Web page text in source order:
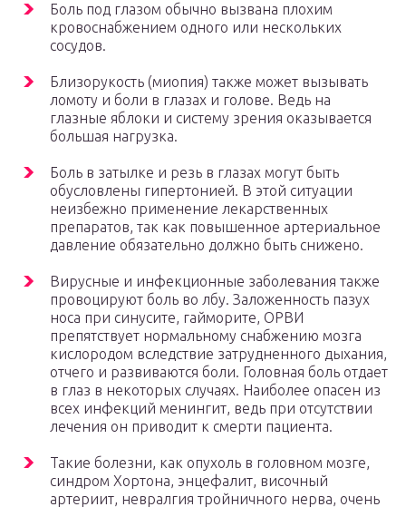
Боль под глазом обычно вызвана плохим
кровоснабжением одного или нескольких
сосудов.
Близорукость (миопия) также может вызывать
ломоту и боли в глазах и голове. Ведь на
глазные яблоки и систему зрения оказывается
большая нагрузка.
Боль в затылке и резь в глазах могут быть
обусловлены гипертонией. В этой ситуации
неизбежно применение лекарственных
препаратов, так как повышенное артериальное
давление обязательно должно быть снижено.
Вирусные и инфекционные заболевания также
провоцируют боль во лбу. Заложенность пазух
носа при синусите, гайморите, ОРВИ
препятствует нормальному снабжению мозга
кислородом вследствие затрудненного дыхания,
отчего и развиваются боли. Головная боль отдает
в глаз в некоторых случаях. Наиболее опасен из
всех инфекций менингит, ведь при отсутствии
лечения он приводит к смерти пациента.
Такие болезни, как опухоль в головном мозге,
синдром Хортона, энцефалит, височный
артериит, невралгия тройничного нерва, очень